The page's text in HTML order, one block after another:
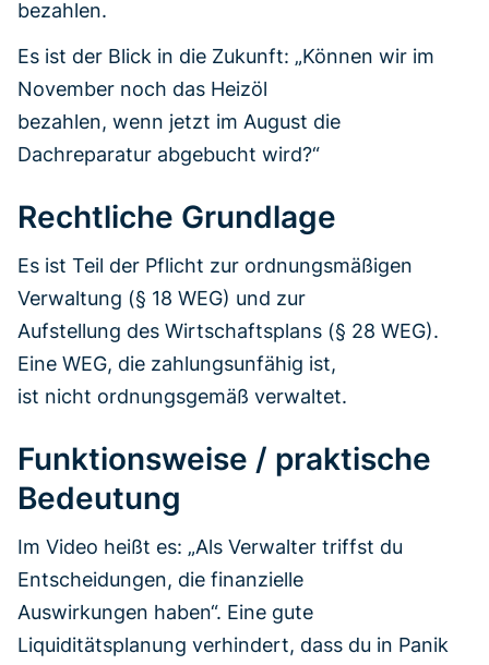
bezahlen.
Es ist der Blick in die Zukunft: „Können wir im
November noch das Heizöl
bezahlen, wenn jetzt im August die
Dachreparatur abgebucht wird?“
Rechtliche Grundlage
Es ist Teil der Pflicht zur ordnungsmäßigen
Verwaltung (§ 18 WEG) und zur
Aufstellung des Wirtschaftsplans (§ 28 WEG).
Eine WEG, die zahlungsunfähig ist,
ist nicht ordnungsgemäß verwaltet.
Funktionsweise / praktische
Bedeutung
Im Video heißt es: „Als Verwalter triffst du
Entscheidungen, die finanzielle
Auswirkungen haben“. Eine gute
Liquiditätsplanung verhindert, dass du in Panik